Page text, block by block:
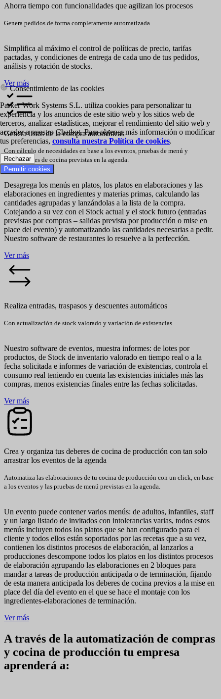
Ahorra tiempo con funcionalidades que agilizan los procesos
Genera pedidos de forma completamente automatizada.
Simplifica al máximo el control de políticas de precio, tarifas
pactadas, y condiciones de entrega de cada uno de tus pedidos,
análisis y rotación de stocks.
Ver más
Genera listas de la compra automáticas
Con cálculo de necesidades en base a los eventos, pruebas de menú y
producciones de cocina previstas en la agenda.
Desagrega los menús en platos, los platos en elaboraciones y las
elaboraciones en ingredientes y materias primas, calculando las
cantidades agrupadas y lanzándolas a la lista de la compra.
Cotejando a su vez con el Stock actual y el stock futuro (entradas
previstas por compras – salidas prevista por producción o mise en
place del evento) y automatizando las cantidades necesarias a pedir.
Nuestro software de restaurantes lo resuelve a la perfección.
Ver más
Realiza entradas, traspasos y descuentes automáticos
Con actualización de stock valorado y variación de existencias
Nuestro software de eventos, muestra informes: de lotes por
productos, de Stock de inventario valorado en tiempo real o a la
fecha solicitada e informes de variación de existencias, controla el
consumo real teniendo en cuenta las existencias iniciales más las
compras, menos existencias finales entre las fechas solicitadas.
Ver más
Crea y organiza tus deberes de cocina de producción con tan solo
arrastrar los eventos de la agenda
Automatiza las elaboraciones de tu cocina de producción con un click, en base
a los eventos y las pruebas de menú previstas en la agenda.
Un evento puede contener varios menús: de adultos, infantiles, staff
y un largo listado de invitados con intolerancias varias, todos estos
menús incluyen todos los platos que se han configurado para el
cliente y todos ellos están soportados por las recetas que a su vez,
contienen los distintos procesos de elaboración, al lanzarlos a
producciones descompone todos los platos en los distintos procesos
de elaboración agrupando las elaboraciones en 2 bloques para
mandar a tareas de producción anticipada o de terminación, fijando
de esta manera anticipada los deberes de cocina previos a la mise en
place del día del evento en el que se hace el montaje con los
ingredientes-elaboraciones de terminación.
Ver más
A través de la automatización de compras
y cocina de producción tu empresa
aprenderá a:
Consentimiento de las cookies
Parker Work Systems S.L. utiliza cookies para personalizar tu
experiencia y los anuncios de este sitio web y los sitios web de
terceros, analizar estadísticas, mejorar el rendimiento del sitio web y
acceder a nuestro Chatbot. Para obtener más información o modificar
tus preferencias, consulta nuestra Política de cookies.
Rechazar
Permitir cookies